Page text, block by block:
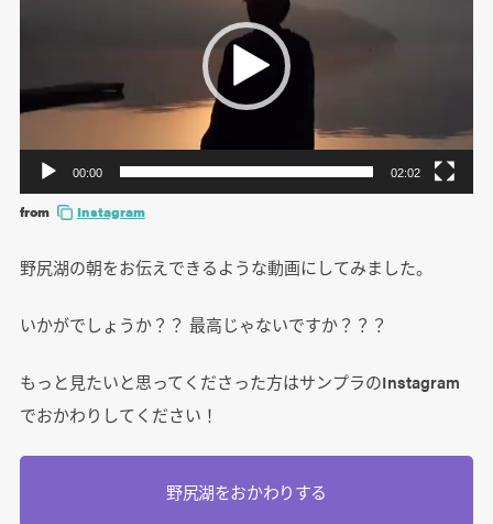
ー
ヤ
ー
00:00 02:02
from Instagram
野尻湖の朝をお伝えできるような動画にしてみました。
いかがでしょうか？？ 最高じゃないですか？？？
もっと見たいと思ってくださった方はサンプラのInstagram
でおかわりしてください！
野尻湖をおかわりする